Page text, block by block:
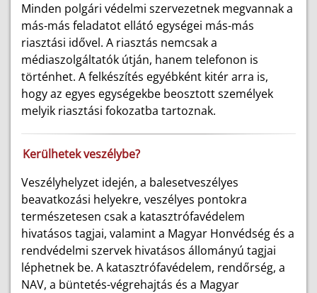
Minden polgári védelmi szervezetnek megvannak a
más-más feladatot ellátó egységei más-más
riasztási idővel. A riasztás nemcsak a
médiaszolgáltatók útján, hanem telefonon is
történhet. A felkészítés egyébként kitér arra is,
hogy az egyes egységekbe beosztott személyek
melyik riasztási fokozatba tartoznak.
Kerülhetek veszélybe?
Veszélyhelyzet idején, a balesetveszélyes
beavatkozási helyekre, veszélyes pontokra
természetesen csak a katasztrófavédelem
hivatásos tagjai, valamint a Magyar Honvédség és a
rendvédelmi szervek hivatásos állományú tagjai
léphetnek be. A katasztrófavédelem, rendőrség, a
NAV, a büntetés-végrehajtás és a Magyar